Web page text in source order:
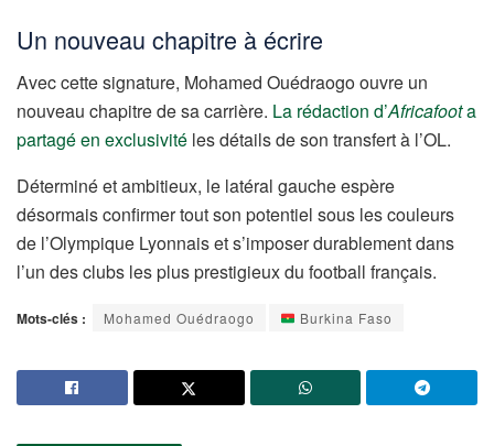
Un nouveau chapitre à écrire
Avec cette signature, Mohamed Ouédraogo ouvre un
nouveau chapitre de sa carrière. La rédaction d’Africafoota
partagé en exclusivité les détails de son transfert à l’OL.
Déterminé et ambitieux, le latéral gauche espère
désormais confirmer tout son potentiel sous les couleurs
de l’Olympique Lyonnais et s’imposer durablement dans
l’un des clubs les plus prestigieux du football français.
Mots-clés : Mohamed Ouédraogo Burkina Faso